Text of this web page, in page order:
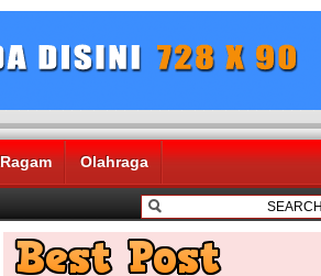
Ragam Olahraga